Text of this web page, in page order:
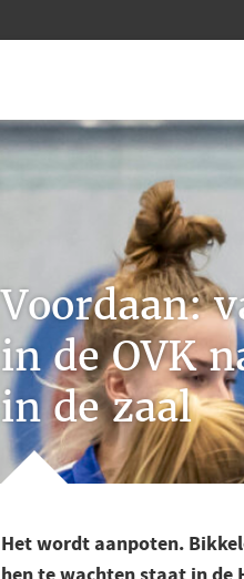
Voordaan:
in de OVK
in de zaal
Het wordt aanpoten.